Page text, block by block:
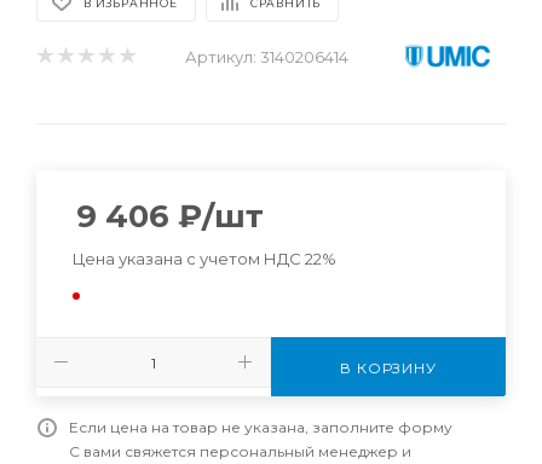
В ИЗБРАННОЕ СРАВНИТЬ
Артикул: 3140206414
9 406 ₽/шт
Цена указана с учетом НДС 22%
В КОРЗИНУ
Если цена на товар не указана, заполните форму
С вами свяжется персональный менеджер и